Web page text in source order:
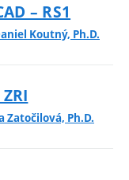
– RS1
Koutný, Ph.D.
Zatočilová, Ph.D.